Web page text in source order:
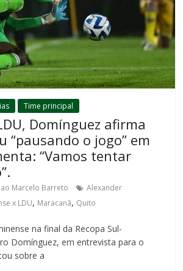
Time principal
Domínguez afirma
“pausando o jogo” em
“Vamos tentar
Marcelo Barreto
Alexander
x LDU, Maracanã, Quito
na final da Recopa Sul-
Domínguez, em entrevista para o
sobre a